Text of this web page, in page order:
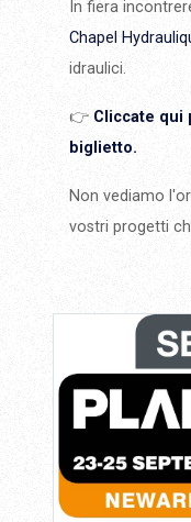
In fiera
Chapel
idraulici.
👉 Cliccate qui
biglietto.
Non vediamo
vostri progetti